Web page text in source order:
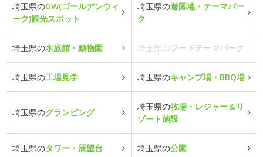
埼玉県のGW(ゴールデンウィ
ーク)観光スポット
埼玉県の遊園地・テーマパー
ク
埼玉県の水族館・動物園 埼玉県のフードテーマパーク
埼玉県の工場見学 埼玉県のキャンプ場・BBQ場
埼玉県のグランピング
埼玉県の牧場・レジャー＆リ
ゾート施設
埼玉県のタワー・展望台 埼玉県の公園